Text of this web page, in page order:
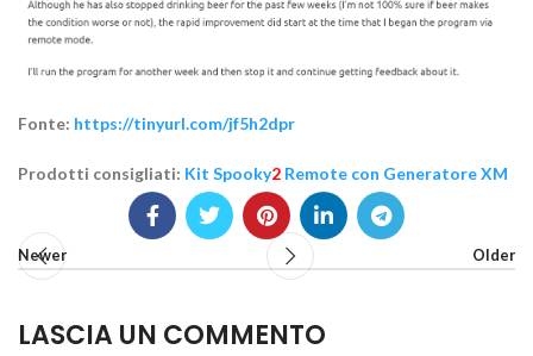
Fonte: https://tinyurl.com/jf5h2dpr
Prodotti consigliati: Kit Spooky2 Remote con Generatore XM
Newer Older
LASCIA UN COMMENTO